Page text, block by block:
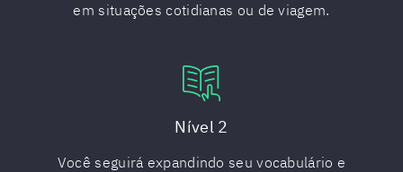
em situações cotidianas ou de viagem.
Nível 2
Você seguirá expandindo seu vocabulário e